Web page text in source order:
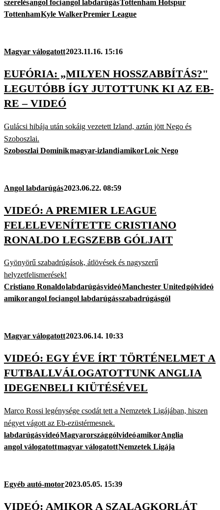
szerelésangol fociangol labdarúgásTottenham Hotspur
TottenhamKyle WalkerPremier League
Magyar válogatott2023.11.16. 15:16
EUFÓRIA: „MILYEN HOSSZABBÍTÁS?"
LEGUTÓBB ÍGY JUTOTTUNK KI AZ EB-
RE – VIDEÓ
Gulácsi hibája után sokáig vezetett Izland, aztán jött Nego és
Szoboszlai.
Szoboszlai Dominikmagyar-izlandiamikorLoic Nego
Angol labdarúgás2023.06.22. 08:59
VIDEÓ: A PREMIER LEAGUE
FELELEVENÍTETTE CRISTIANO
RONALDO LEGSZEBB GÓLJAIT
Gyönyörű szabadrúgások, átlövések és nagyszerű
helyzetfelismerések!
Cristiano RonaldolabdarúgásvideóManchester Unitedgólvideó
amikorangol fociangol labdarúgásszabadrúgásgól
Magyar válogatott2023.06.14. 10:33
VIDEÓ: EGY ÉVE ÍRT TÖRTÉNELMET A
FUTBALLVÁLOGATOTTUNK ANGLIA
IDEGENBELI KIÜTÉSÉVEL
Marco Rossi legénysége csodát tett a Nemzetek Ligájában, hiszen
négyet vágott az Eb-ezüstérmesnek.
labdarúgásvideóMagyarországgólvideóamikorAnglia
angol válogatottmagyar válogatottNemzetek Ligája
Egyéb autó-motor2023.05.05. 15:39
VIDEÓ: AMIKOR A SZALAGKORLÁT